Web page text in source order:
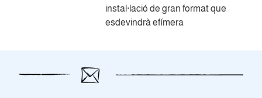
instal·lació de gran format que
esdevindrà efímera